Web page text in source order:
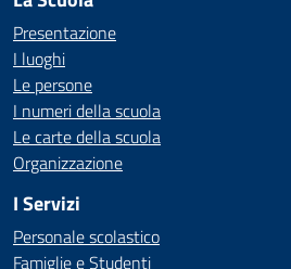
Presentazione
I luoghi
Le persone
I numeri della scuola
Le carte della scuola
Organizzazione
I Servizi
Personale scolastico
Famiglie e Studenti